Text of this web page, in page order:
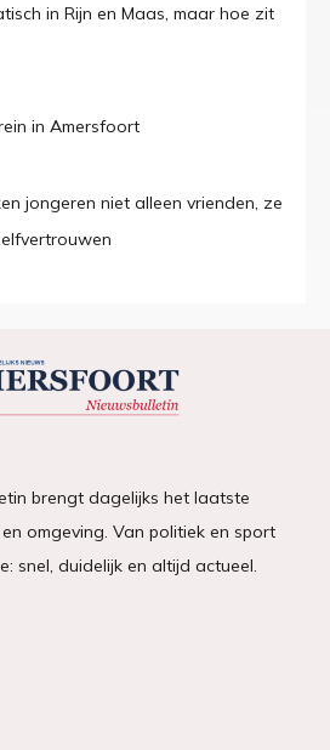
in Rijn en Maas, maar hoe zit
in Amersfoort
jongeren niet alleen vrienden, ze
brengt dagelijks het laatste
omgeving. Van politiek en sport
snel, duidelijk en altijd actueel.